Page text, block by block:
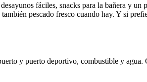
fáciles, snacks para la bañera y
pescado fresco cuando hay. Y si
y puerto deportivo, combustible y